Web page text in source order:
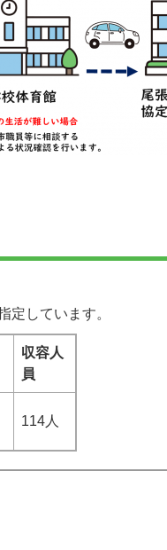
定しています。
収容人
員
114人